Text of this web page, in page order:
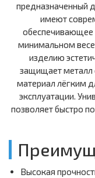
предназначенный
имеют
обеспечивающее
минимальном
изделию
защищает металл
материал лёгким
эксплуатации.
позволяет быстро
Высокая